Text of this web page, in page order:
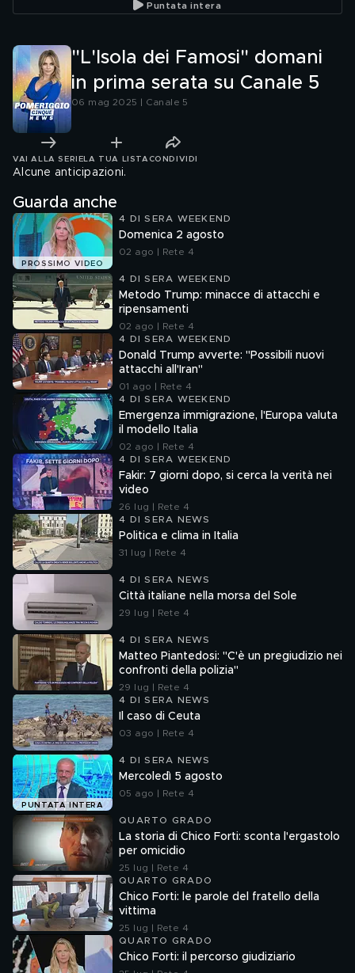
Puntata intera
"L'Isola dei Famosi" domani
in prima serata su Canale 5
06 mag 2025 | Canale 5
VAI ALLA SERIE LA TUA LISTA CONDIVIDI
Alcune anticipazioni.
Guarda anche
PROSSIMO VIDEO
4 DI SERA WEEKEND
Domenica 2 agosto
02 ago | Rete 4
4 DI SERA WEEKEND
Metodo Trump: minacce di attacchi e
ripensamenti
02 ago | Rete 4
4 DI SERA WEEKEND
Donald Trump avverte: "Possibili nuovi
attacchi all'Iran"
01 ago | Rete 4
4 DI SERA WEEKEND
Emergenza immigrazione, l'Europa valuta
il modello Italia
02 ago | Rete 4
4 DI SERA WEEKEND
Fakir: 7 giorni dopo, si cerca la verità nei
video
26 lug | Rete 4
4 DI SERA NEWS
Politica e clima in Italia
31 lug | Rete 4
4 DI SERA NEWS
Città italiane nella morsa del Sole
29 lug | Rete 4
4 DI SERA NEWS
Matteo Piantedosi: "C'è un pregiudizio nei
confronti della polizia"
29 lug | Rete 4
4 DI SERA NEWS
Il caso di Ceuta
03 ago | Rete 4
PUNTATA INTERA
4 DI SERA NEWS
Mercoledì 5 agosto
05 ago | Rete 4
QUARTO GRADO
La storia di Chico Forti: sconta l'ergastolo
per omicidio
25 lug | Rete 4
QUARTO GRADO
Chico Forti: le parole del fratello della
vittima
25 lug | Rete 4
QUARTO GRADO
Chico Forti: il percorso giudiziario